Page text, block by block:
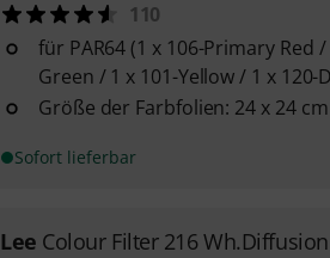
110
für PAR64 (1 x 106-Primary Red
Green / 1 x 101-Yellow / 1 x 120-
Größe der Farbfolien: 24 x 24 cm
Sofort lieferbar
Lee Colour Filter 216 Wh.Diffusion